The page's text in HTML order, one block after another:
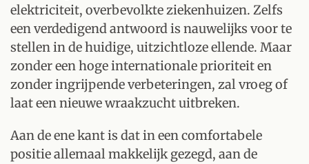
elektriciteit, overbevolkte ziekenhuizen. Zelfs
een verdedigend antwoord is nauwelijks voor te
stellen in de huidige, uitzichtloze ellende. Maar
zonder een hoge internationale prioriteit en
zonder ingrijpende verbeteringen, zal vroeg of
laat een nieuwe wraakzucht uitbreken.
Aan de ene kant is dat in een comfortabele
positie allemaal makkelijk gezegd, aan de